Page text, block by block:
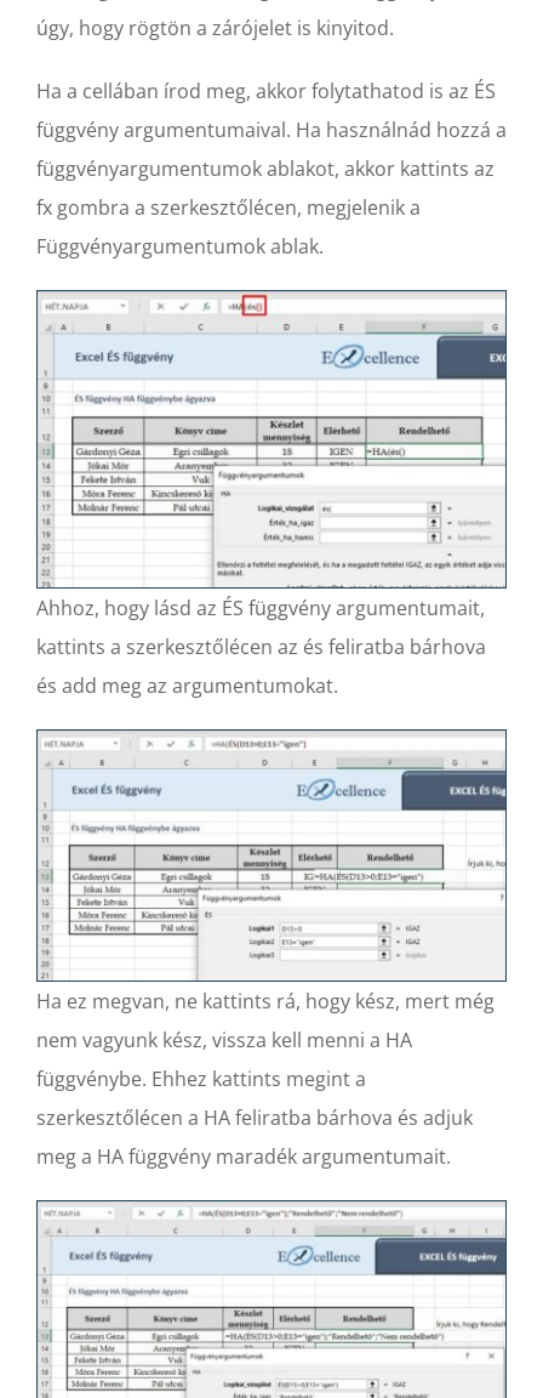
úgy, hogy rögtön a zárójelet is kinyitod.
Ha a cellában írod meg, akkor folytathatod is az ÉS
függvény argumentumaival. Ha használnád hozzá a
függvényargumentumok ablakot, akkor kattints az
fx gombra a szerkesztőlécen, megjelenik a
Függvényargumentumok ablak.
Ahhoz, hogy lásd az ÉS függvény argumentumait,
kattints a szerkesztőlécen az és feliratba bárhova
és add meg az argumentumokat.
Ha ez megvan, ne kattints rá, hogy kész, mert még
nem vagyunk kész, vissza kell menni a HA
függvénybe. Ehhez kattints megint a
szerkesztőlécen a HA feliratba bárhova és adjuk
meg a HA függvény maradék argumentumait.